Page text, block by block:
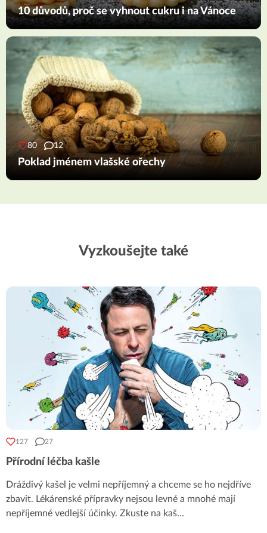
10 důvodů, proč se vyhnout cukru i na Vánoce
80 12
Poklad jménem vlašské ořechy
Vyzkoušejte také
127 27
Přírodní léčba kašle
Dráždivý kašel je velmi nepříjemný a chceme se ho nejdříve
zbavit. Lékárenské přípravky nejsou levné a mnohé mají
nepříjemné vedlejší účinky. Zkuste na kaš...